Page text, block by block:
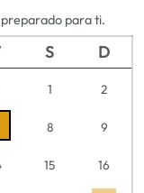
preparado para ti.
S D
1 2
8 9
15 16